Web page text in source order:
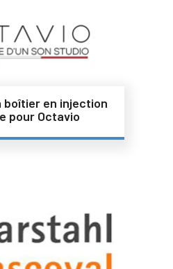
boîtier en injection
pour Octavio